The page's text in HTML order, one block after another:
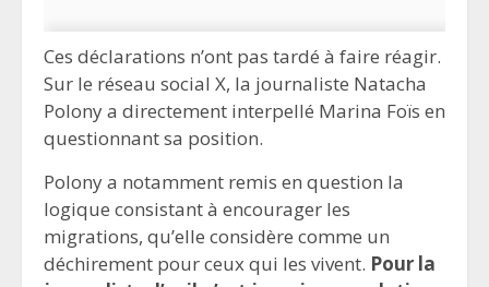
Ces déclarations n’ont pas tardé à faire réagir.
Sur le réseau social X, la journaliste Natacha
Polony a directement interpellé Marina Foïs en
questionnant sa position.
Polony a notamment remis en question la
logique consistant à encourager les
migrations, qu’elle considère comme un
déchirement pour ceux qui les vivent. Pour la